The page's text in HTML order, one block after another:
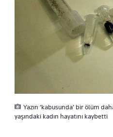
Yazın ‘kabusunda’ bir ölüm
yaşındaki kadın hayatını kaybetti